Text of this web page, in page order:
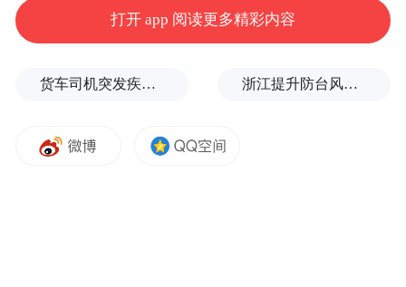
个，戏曲专场小戏折子戏58个，包括课本剧
(涵盖京剧、越剧、黄梅戏、豫剧等30个剧
打开 app 阅读更多精彩内容
货车司机突发疾病晕倒车轮边，陌生同行第一时间发现并救助 浙江提升防台风应急响应至Ⅰ级